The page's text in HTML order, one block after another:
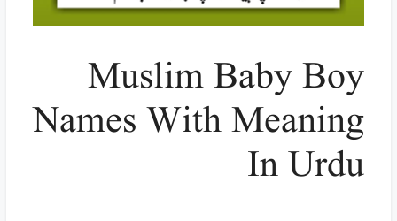
Muslim Baby Boy
Names With Meaning
In Urdu